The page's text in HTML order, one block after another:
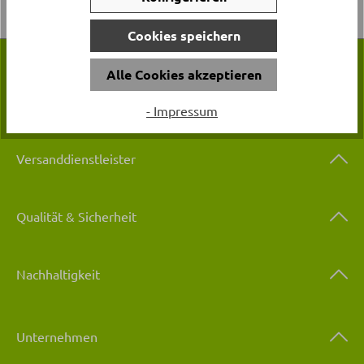
Versanddienstleister
Qualität & Sicherheit
Nachhaltigkeit
Unternehmen
Cookies speichern
Alle Cookies akzeptieren
- Impressum